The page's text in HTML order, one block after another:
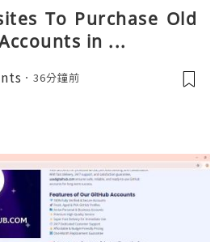
To Purchase Old
in ...
36分鐘前